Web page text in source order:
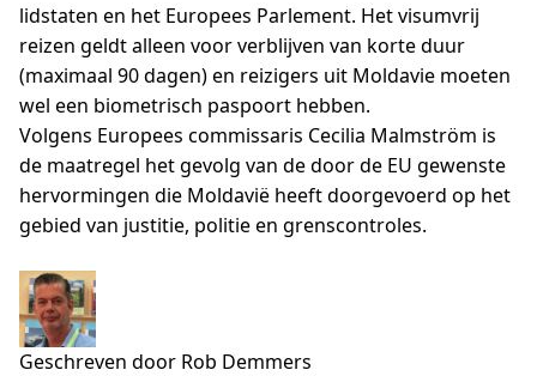
lidstaten en het Europees Parlement. Het visumvrij
reizen geldt alleen voor verblijven van korte duur
(maximaal 90 dagen) en reizigers uit Moldavie moeten
wel een biometrisch paspoort hebben.
Volgens Europees commissaris Cecilia Malmström is
de maatregel het gevolg van de door de EU gewenste
hervormingen die Moldavië heeft doorgevoerd op het
gebied van justitie, politie en grenscontroles.
Geschreven door Rob Demmers